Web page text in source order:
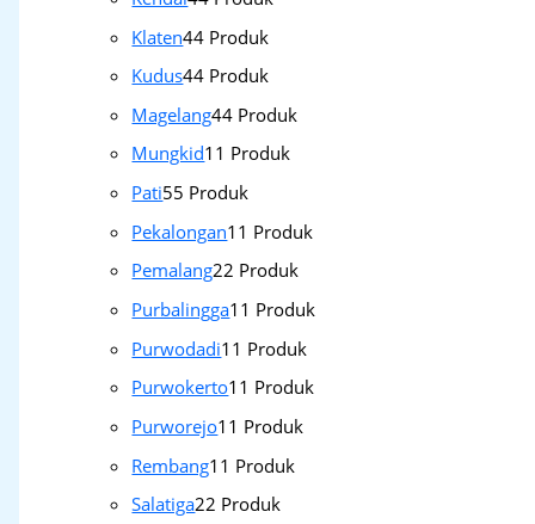
Klaten44 Produk
Kudus44 Produk
Magelang44 Produk
Mungkid1 1 Produk
Pati55 Produk
Pekalongan1 1 Produk
Pemalang22 Produk
Purbalingga1 1 Produk
Purwodadi1 1 Produk
Purwokerto1 1 Produk
Purworejo1 1 Produk
Rembang1 1 Produk
Salatiga22 Produk